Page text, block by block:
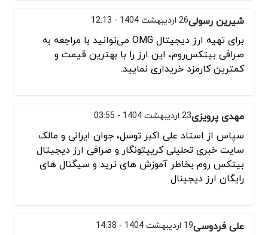
شیرین رسولی26 اردیبهشت 1404 - 12:13
برای تهیه ارز دیجیتال OMG می‌توانید با مراجعه به
صرافی بیتکس‌روم، این ارز را با بهترین قیمت و
کمترین کارمزد خریداری نمایید.
مهدی پرویزی23 اردیبهشت 1404 - 03:55
سپاس از استاد علی اکبر توسل، جوان ایرانی و مالک
سایت خبری تحلیلی کریپتونگار و صرافی ارز دیجیتال
بیتکس روم بخاطر آموزش های ترید و سیگنال های
رایگان ارز دیجینال
علی فردوسی19 اردیبهشت 1404 - 14:38